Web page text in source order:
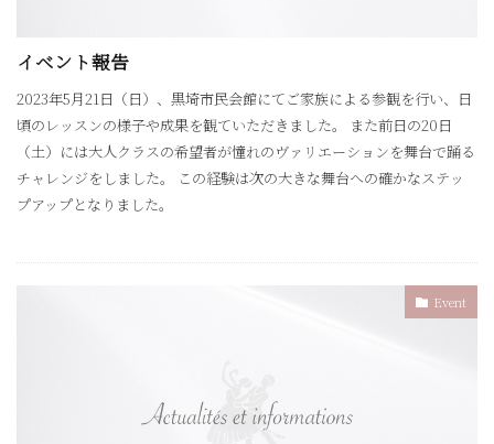
イベント報告
2023年5月21日（日）、黒埼市民会館にてご家族による参観を行い、日
頃のレッスンの様子や成果を観ていただきました。 また前日の20日
（土）には大人クラスの希望者が憧れのヴァリエーションを舞台で踊る
チャレンジをしました。 この経験は次の大きな舞台への確かなステッ
プアップとなりました。
Event